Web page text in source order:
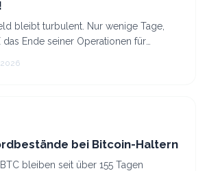
bleibt turbulent. Nur wenige Tage,
das Ende seiner Operationen für
gegeben hat, zieht nun die
bei Bitcoin-Haltern
bleiben seit über 155 Tagen